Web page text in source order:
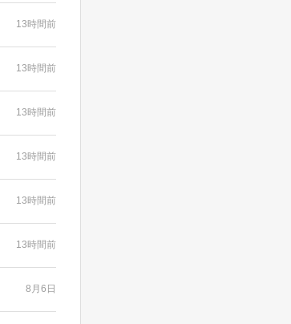
13時間前
13時間前
13時間前
13時間前
13時間前
13時間前
8月6日